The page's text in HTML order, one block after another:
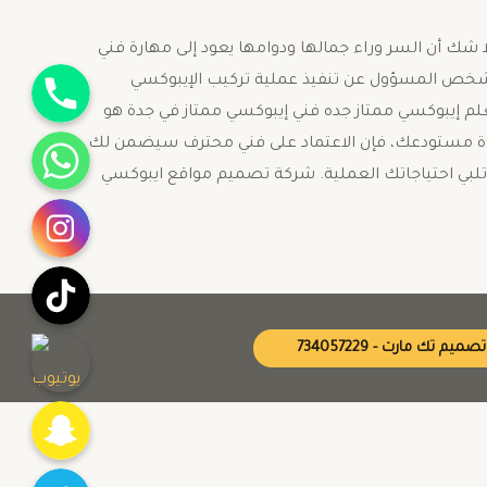
أن السر وراء جمالها ودوامها يعود إلى مهارة فني
المسؤول عن تنفيذ عملية تركيب الإيبوكسي
إيبوكسي ممتاز جده فني إيبوكسي ممتاز في جدة هو
مستودعك، فإن الاعتماد على فني محترف سيضمن لك
احتياجاتك العملية. شركة تصميم مواقع ايبوكسي
تصميم تك مارت - 734057229
جوال
واتساب
انستقرام
تيك توك
يوتيوب
Snapchat
Twitter